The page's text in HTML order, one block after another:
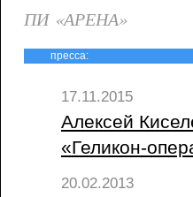
ПИ «АРЕНА»
пресса:
17.11.2015
Алексей
«Геликон-
20.02.2013